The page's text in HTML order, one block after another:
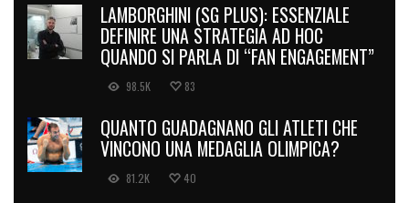
LAMBORGHINI (SG PLUS): ESSENZIALE
DEFINIRE UNA STRATEGIA AD HOC
QUANDO SI PARLA DI “FAN ENGAGEMENT”
98.5K 83
QUANTO GUADAGNANO GLI ATLETI CHE
VINCONO UNA MEDAGLIA OLIMPICA?
81.2K 40